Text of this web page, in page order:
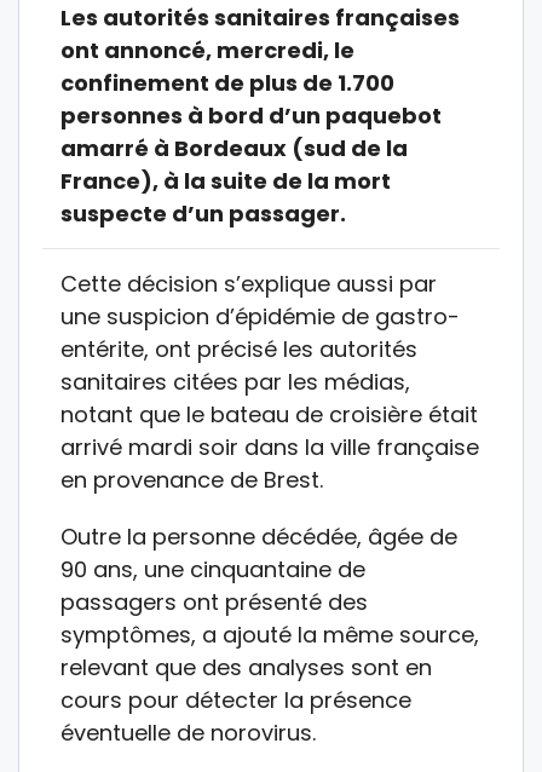
Les autorités sanitaires françaises
ont annoncé, mercredi, le
confinement de plus de 1.700
personnes à bord d’un paquebot
amarré à Bordeaux (sud de la
France), à la suite de la mort
suspecte d’un passager.
Cette décision s’explique aussi par
une suspicion d’épidémie de gastro-
entérite, ont précisé les autorités
sanitaires citées par les médias,
notant que le bateau de croisière était
arrivé mardi soir dans la ville française
en provenance de Brest.
Outre la personne décédée, âgée de
90 ans, une cinquantaine de
passagers ont présenté des
symptômes, a ajouté la même source,
relevant que des analyses sont en
cours pour détecter la présence
éventuelle de norovirus.